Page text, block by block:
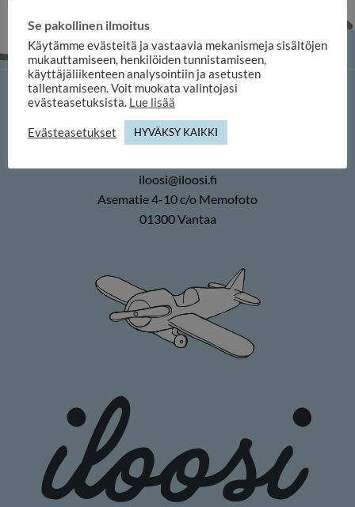
iloosi online shop
Duuilo Oy
iloosi@iloosi.fi
Asematie 4-10 c/o Memofoto
01300 Vantaa
Se pakollinen ilmoitus
Käytämme evästeitä ja vastaavia mekanismeja sisältöjen
mukauttamiseen, henkilöiden tunnistamiseen,
käyttäjäliikenteen analysointiin ja asetusten
tallentamiseen. Voit muokata valintojasi
evästeasetuksista. Lue lisää
Evästeasetukset HYVÄKSY KAIKKI